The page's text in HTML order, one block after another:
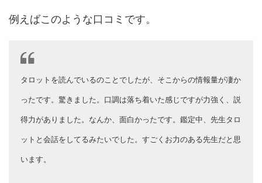
例えばこのような口コミです。
タロットを読んでいるのことでしたが、そこからの情報量が凄か
ったです。驚きました。口調は落ち着いた感じですが力強く、説
得力がありました。なんか、面白かったです。鑑定中、先生タロ
ットと会話をしてるみたいでした。すごくお力のある先生だと思
います。